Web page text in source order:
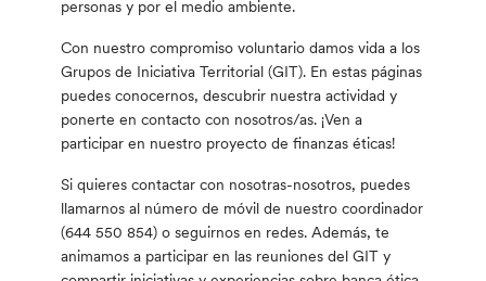
personas y por el medio ambiente.
Con nuestro compromiso voluntario damos vida a los
Grupos de Iniciativa Territorial (GIT). En estas páginas
puedes conocernos, descubrir nuestra actividad y
ponerte en contacto con nosotros/as. ¡Ven a
participar en nuestro proyecto de finanzas éticas!
Si quieres contactar con nosotras-nosotros, puedes
llamarnos al número de móvil de nuestro coordinador
(644 550 854) o seguirnos en redes. Además, te
animamos a participar en las reuniones del GIT y